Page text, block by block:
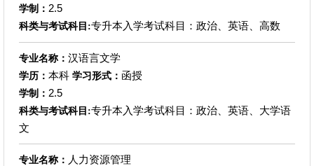
学制： 2.5
科类与考试科目:专升本入学考试科目：政治、英语、高数
专业名称： 汉语言文学
学历： 本科 学习形式： 函授
学制： 2.5
科类与考试科目:专升本入学考试科目：政治、英语、大学语
文
专业名称： 人力资源管理